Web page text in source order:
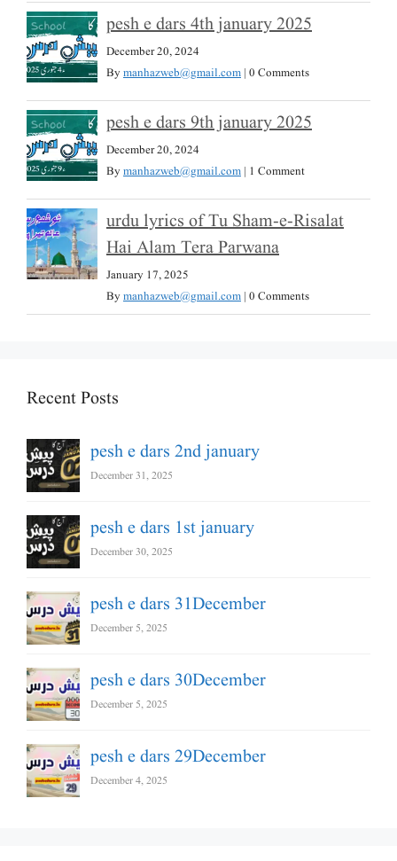
pesh e dars 4th january 2025
December 20, 2024
Bymanhazweb@gmail.com | 0 Comments
pesh e dars 9th january 2025
December 20, 2024
Bymanhazweb@gmail.com | 1 Comment
urdu lyrics of Tu Sham-e-Risalat
Hai Alam Tera Parwana
January 17, 2025
Bymanhazweb@gmail.com | 0 Comments
Recent Posts
pesh e dars 2nd january
December 31, 2025
pesh e dars 1st january
December 30, 2025
pesh e dars 31December
December 5, 2025
pesh e dars 30December
December 5, 2025
pesh e dars 29December
December 4, 2025